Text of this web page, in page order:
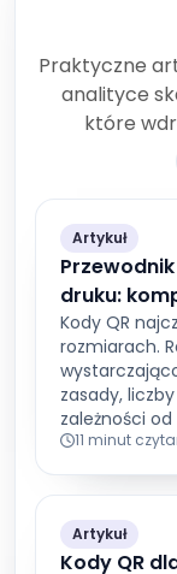
Praktyczne
analityce
które
Artykuł
druku:
Kody QR
rozmiarach.
zasady,
zależności
11 minut
Artykuł
Kody QR